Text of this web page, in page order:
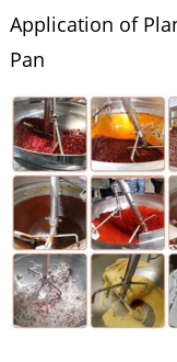
Application of
Pan